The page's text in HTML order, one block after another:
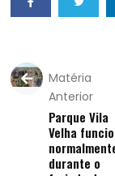
Matéria
Anterior
Parque Vila
Velha
durante o